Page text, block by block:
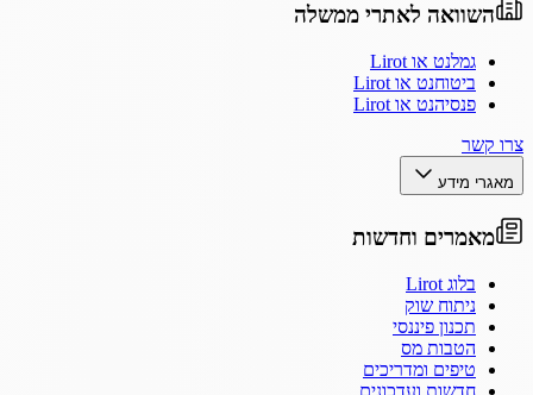
השוואה לאתרי ממשלה
גמלנט או Lirot
ביטוחנט או Lirot
פנסיהנט או Lirot
צרו קשר
מאגרי מידע
מאמרים וחדשות
בלוג Lirot
ניתוח שוק
תכנון פיננסי
הטבות מס
טיפים ומדריכים
חדשות ועדכונים